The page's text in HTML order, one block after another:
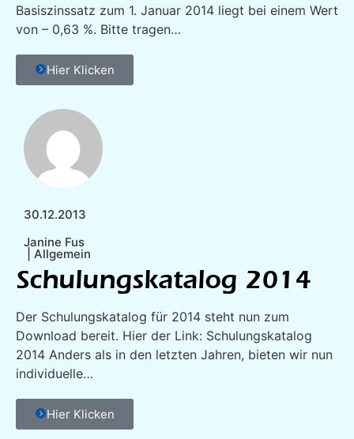
Basiszinssatz zum 1. Januar 2014 liegt bei einem Wert
von – 0,63 %. Bitte tragen…
Hier Klicken
30.12.2013
Janine Fus
Allgemein
Schulungskatalog 2014
Der Schulungskatalog für 2014 steht nun zum
Download bereit. Hier der Link: Schulungskatalog
2014 Anders als in den letzten Jahren, bieten wir nun
individuelle…
Hier Klicken